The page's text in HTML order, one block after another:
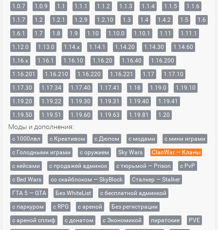
1.0.7
1.0.9 1.1 1.1.1 1.1.2 1.1.3 1.1.4 1.1.5
1.1.6
1.1.7
1.2 1.2.1 1.2.9 1.2.10 1.3 1.4 1.4.2 1.5
1.6
1.6.1
1.7 1.8 1.9 1.10 1.10.0 1.10.1 1.11
1.11.1
1.12.0
1.13.0 1.14.x 1.14.1 1.14.20 1.14.30
1.14.60
1.16.x
1.16.1 1.16.10 1.16.20 1.16.40
1.16.200
1.16.201
1.16.210 1.16.220 1.16.221 1.17
1.17.10
1.17.30
1.17.34 1.17.40 1.17.41 1.18 1.19.0
1.19.10
1.19.20
1.19.22 1.19.30 1.19.31 1.19.40
1.19.41
1.19.50
1.19.51 1.19.60 1.19.63 1.19.81 1.20
Моды и дополнения:
с 1000лвл c Креативом с Дюпом с модами
с мини играми
с Голодными играми
с оружием Sky Wars
ClanWar — Кланы
с кейсами
с продажей админок с тюрьмой — Prison
с PvP
с Bed Wars
со скайблоком — SkyBlock
Сталкер — Stalker
ГТА 5 — GTA
Без WhiteList
с бесплатной админкой
с паркуром
с RPG с ареной
Без регистрации
с ареной сплиф
с донатом с Экономикой пиратские
PVE